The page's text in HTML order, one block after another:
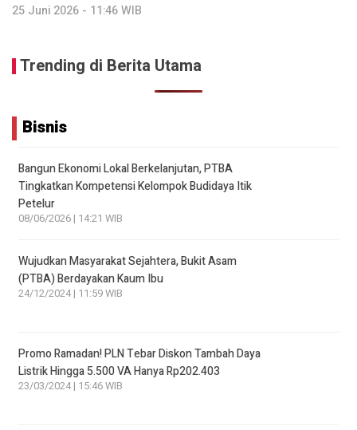
25 Juni 2026 - 11:46 WIB
Trending di Berita Utama
Bisnis
Bangun Ekonomi Lokal Berkelanjutan, PTBA
Tingkatkan Kompetensi Kelompok Budidaya Itik
Petelur
08/06/2026 | 14:21 WIB
Wujudkan Masyarakat Sejahtera, Bukit Asam
(PTBA) Berdayakan Kaum Ibu
24/12/2024 | 11:59 WIB
Promo Ramadan! PLN Tebar Diskon Tambah Daya
Listrik Hingga 5.500 VA Hanya Rp202.403
23/03/2024 | 15:46 WIB